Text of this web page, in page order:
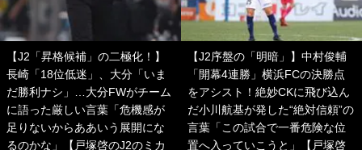
【J2「昇格候補」の二極化！】
長崎「18位低迷」、大分「いま
だ勝利ナシ」…大分FWがチーム
に語った厳しい言葉「危機感が
足りないからああいう展開にな
るのかな」【戸塚啓のJ2のミカ
【J2序盤の「明暗」】中村俊輔
「開幕4連勝」横浜FCの決勝点
をアシスト！絶妙CKに飛び込ん
だ小川航基が発した“絶対信頼”の
言葉「この試合で一番危険な位
置へ入っていこうと」【戸塚啓